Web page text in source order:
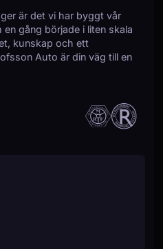
är det vi har byggt vår
gång började i liten skala
kunskap och ett
Auto är din väg till en